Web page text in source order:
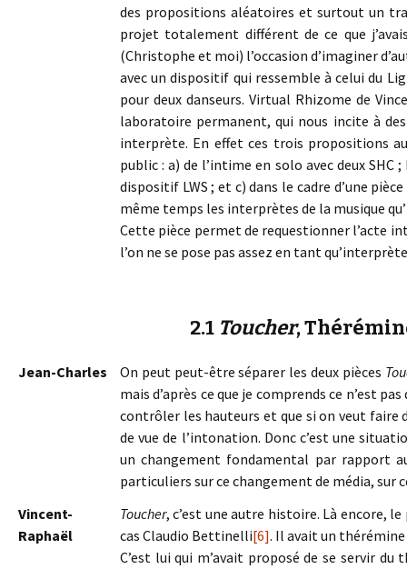
des propositions aléatoires et surtout un
projet totalement différent de ce que
(Christophe et moi) l’occasion d’imaginer
avec un dispositif qui ressemble à celui du
pour deux danseurs. Virtual Rhizome de
laboratoire permanent, qui nous incite à
interprète. En effet ces trois propositions
public : a) de l’intime en solo avec deux SHC
dispositif LWS ; et c) dans le cadre d’une
même temps les interprètes de la musique
Cette pièce permet de requestionner l’acte
l’on ne se pose pas assez en tant
2.1 Toucher,
Jean-Charles On peut peut-être séparer les deux pièces
mais d’après ce que je comprends ce n’est
contrôler les hauteurs et que si on veut
de vue de l’intonation. Donc c’est une
un changement fondamental par rapport
particuliers sur ce changement de média, sur
Vincent-
Raphaël
Toucher, c’est une autre histoire. Là encore,
cas Claudio Bettinelli[6]. Il avait un
C’est lui qui m’avait proposé de se servir